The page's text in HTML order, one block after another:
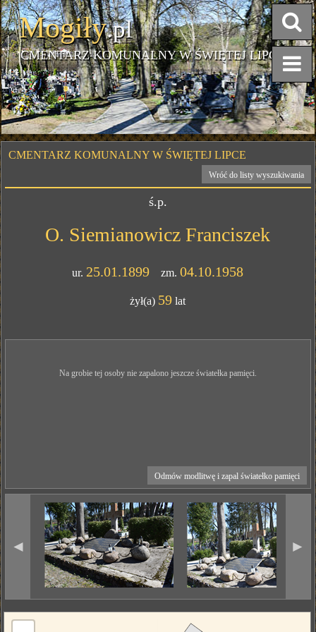
Mogiły.pl
CMENTARZ KOMUNALNY W ŚWIĘTEJ LIPCE
CMENTARZ KOMUNALNY W ŚWIĘTEJ LIPCE
Wróć do listy wyszukiwania
ś.p.
O. Siemianowicz Franciszek
ur. 25.01.1899 zm.04.10.1958
żył(a) 59 lat
Na grobie tej osoby nie zapalono jeszcze światełka pamięci.
Odmów modlitwę i zapal światełko pamięci
◄ ►